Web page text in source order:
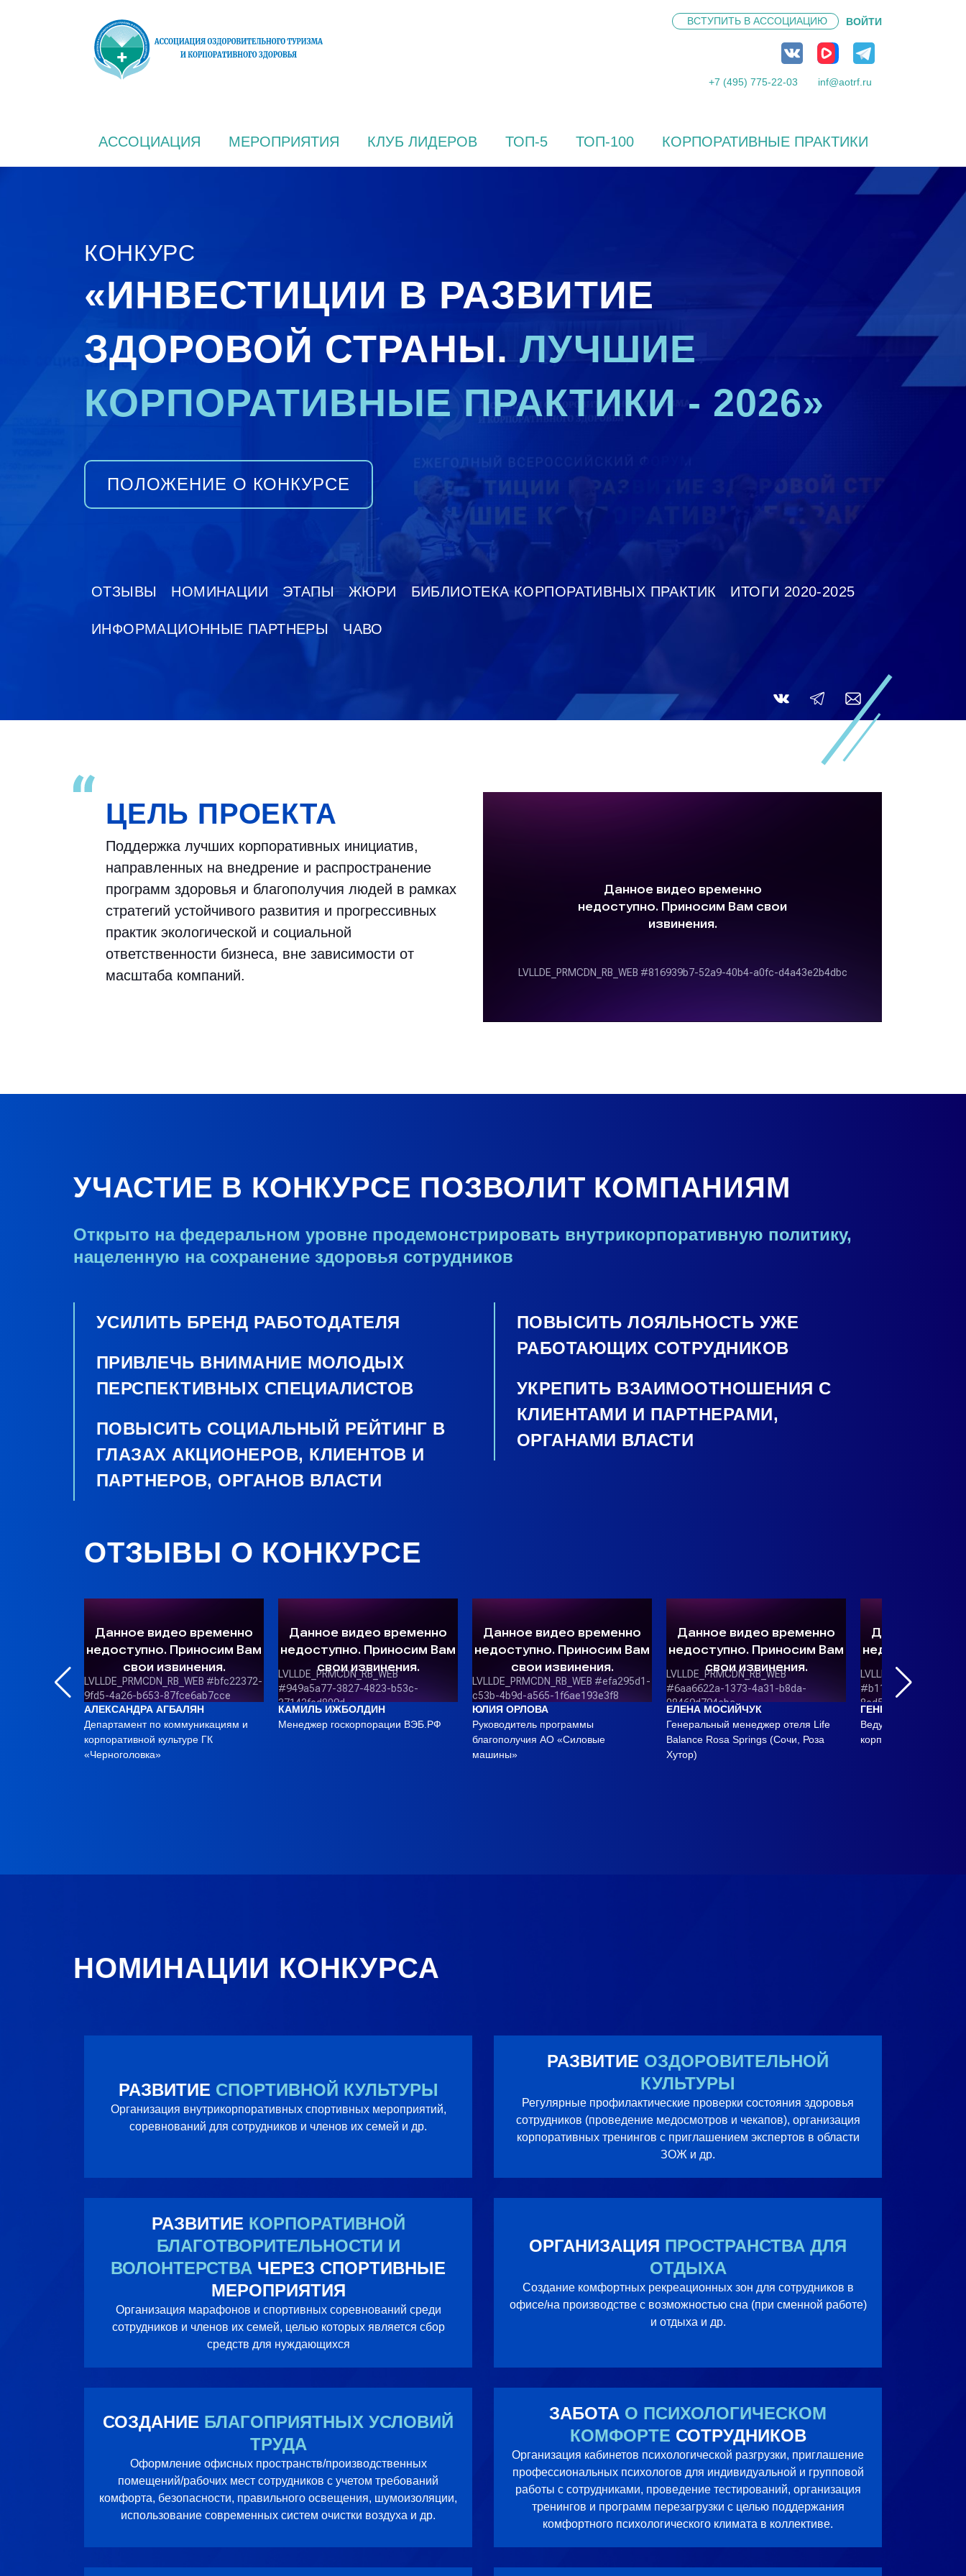
ВСТУПИТЬ В АССОЦИАЦИЮ ВОЙТИ
+7 (495) 775-22-03 inf@aotrf.ru
АССОЦИАЦИЯ МЕРОПРИЯТИЯ КЛУБ ЛИДЕРОВ ТОП-5 ТОП-100 КОРПОРАТИВНЫЕ ПРАКТИКИ
КОНКУРС
«ИНВЕСТИЦИИ В РАЗВИТИЕ
ЗДОРОВОЙ СТРАНЫ.ЛУЧШИЕ
КОРПОРАТИВНЫЕ ПРАКТИКИ - 2026»
ПОЛОЖЕНИЕ О КОНКУРСЕ
ОТЗЫВЫ НОМИНАЦИИ ЭТАПЫ ЖЮРИ БИБЛИОТЕКА КОРПОРАТИВНЫХ ПРАКТИК ИТОГИ 2020-2025
ИНФОРМАЦИОННЫЕ ПАРТНЕРЫ ЧАВО
ЦЕЛЬ ПРОЕКТА
Поддержка лучших корпоративных инициатив,
направленных на внедрение и распространение
программ здоровья и благополучия людей в рамках
стратегий устойчивого развития и прогрессивных
практик экологической и социальной
ответственности бизнеса, вне зависимости от
масштаба компаний.
УЧАСТИЕ В КОНКУРСЕ ПОЗВОЛИТ КОМПАНИЯМ
Открыто на федеральном уровне продемонстрировать внутрикорпоративную политику,
нацеленную на сохранение здоровья сотрудников
УСИЛИТЬ БРЕНД РАБОТОДАТЕЛЯ
ПРИВЛЕЧЬ ВНИМАНИЕ МОЛОДЫХ
ПЕРСПЕКТИВНЫХ СПЕЦИАЛИСТОВ
ПОВЫСИТЬ СОЦИАЛЬНЫЙ РЕЙТИНГ В
ГЛАЗАХ АКЦИОНЕРОВ, КЛИЕНТОВ И
ПАРТНЕРОВ, ОРГАНОВ ВЛАСТИ
ПОВЫСИТЬ ЛОЯЛЬНОСТЬ УЖЕ
РАБОТАЮЩИХ СОТРУДНИКОВ
УКРЕПИТЬ ВЗАИМООТНОШЕНИЯ С
КЛИЕНТАМИ И ПАРТНЕРАМИ,
ОРГАНАМИ ВЛАСТИ
ОТЗЫВЫ О КОНКУРСЕ
АЛЕКСАНДРА АГБАЛЯН
Департамент по коммуникациям и
корпоративной культуре ГК
«Черноголовка»
КАМИЛЬ ИЖБОЛДИН
Менеджер госкорпорации ВЭБ.РФ
ЮЛИЯ ОРЛОВА
Руководитель программы
благополучия АО «Силовые
машины»
ЕЛЕНА МОСИЙЧУК
Генеральный менеджер отеля Life
Balance Rosa Springs (Сочи, Роза
Хутор)
ГЕННАДИЙ
Ведущий менеджер
корпоративной
НОМИНАЦИИ КОНКУРСА
РАЗВИТИЕ СПОРТИВНОЙ КУЛЬТУРЫ
Организация внутрикорпоративных спортивных мероприятий,
соревнований для сотрудников и членов их семей и др.
РАЗВИТИЕ ОЗДОРОВИТЕЛЬНОЙ
КУЛЬТУРЫ
Регулярные профилактические проверки состояния здоровья
сотрудников (проведение медосмотров и чекапов), организация
корпоративных тренингов с приглашением экспертов в области
ЗОЖ и др.
РАЗВИТИЕ КОРПОРАТИВНОЙ
БЛАГОТВОРИТЕЛЬНОСТИ И
ВОЛОНТЕРСТВА ЧЕРЕЗ СПОРТИВНЫЕ
МЕРОПРИЯТИЯ
Организация марафонов и спортивных соревнований среди
сотрудников и членов их семей, целью которых является сбор
средств для нуждающихся
ОРГАНИЗАЦИЯ ПРОСТРАНСТВА ДЛЯ
ОТДЫХА
Создание комфортных рекреационных зон для сотрудников в
офисе/на производстве с возможностью сна (при сменной работе)
и отдыха и др.
СОЗДАНИЕ БЛАГОПРИЯТНЫХ УСЛОВИЙ
ТРУДА
Оформление офисных пространств/производственных
помещений/рабочих мест сотрудников с учетом требований
комфорта, безопасности, правильного освещения, шумоизоляции,
использование современных систем очистки воздуха и др.
ЗАБОТА О ПСИХОЛОГИЧЕСКОМ
КОМФОРТЕ СОТРУДНИКОВ
Организация кабинетов психологической разгрузки, приглашение
профессиональных психологов для индивидуальной и групповой
работы с сотрудниками, проведение тестирований, организация
тренингов и программ перезагрузки с целью поддержания
комфортного психологического климата в коллективе.